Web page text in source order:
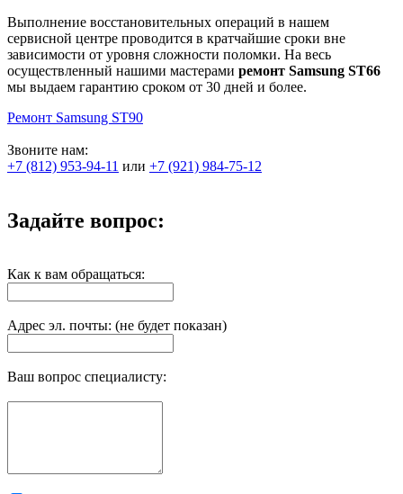
Выполнение восстановительных операций в нашем
сервисной центре проводится в кратчайшие сроки вне
зависимости от уровня сложности поломки. На весь
осуществленный нашими мастерами ремонт Samsung ST66
мы выдаем гарантию сроком от 30 дней и более.
Ремонт Samsung ST90
Звоните нам:
+7 (812) 953-94-11 или +7 (921) 984-75-12
Задайте вопрос:
Как к вам обращаться:
Адрес эл. почты: (не будет показан)
Ваш вопрос специалисту: